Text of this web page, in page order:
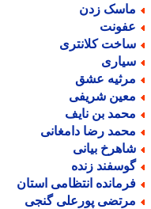
زدن
کلانتری
عشق
شریفی
بن نایف
رضا دامغانی
بیانی
زنده
انتظامی استان
پورعلی گنجی